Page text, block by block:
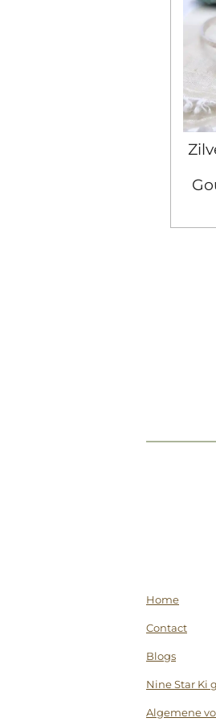
Home
Contact
Blogs
Nine Star Ki
Algemene